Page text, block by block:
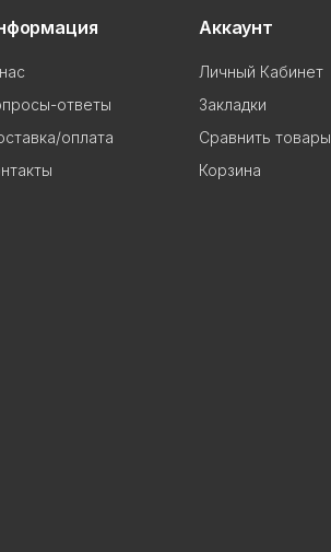
ответы
оплата
Аккаунт
Личный Кабинет
Закладки
Сравнить товары
Корзина